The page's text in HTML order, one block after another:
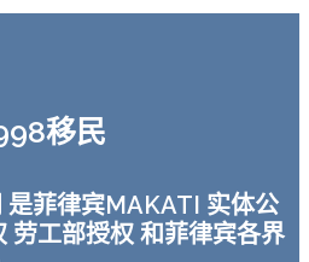
移民
菲律宾MAKATI 实体公
劳工部授权 和菲律宾各界